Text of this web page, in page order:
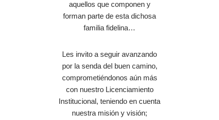
aquellos que componen y
forman parte de esta dichosa
familia fidelina…
Les invito a seguir avanzando
por la senda del buen camino,
comprometiéndonos aún más
con nuestro Licenciamiento
Institucional, teniendo en cuenta
nuestra misión y visión;